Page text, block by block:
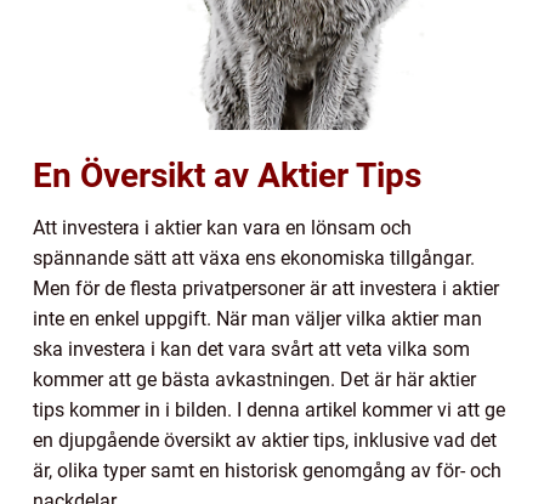
En Översikt av Aktier Tips
Att investera i aktier kan vara en lönsam och
spännande sätt att växa ens ekonomiska tillgångar.
Men för de flesta privatpersoner är att investera i aktier
inte en enkel uppgift. När man väljer vilka aktier man
ska investera i kan det vara svårt att veta vilka som
kommer att ge bästa avkastningen. Det är här aktier
tips kommer in i bilden. I denna artikel kommer vi att ge
en djupgående översikt av aktier tips, inklusive vad det
är, olika typer samt en historisk genomgång av för- och